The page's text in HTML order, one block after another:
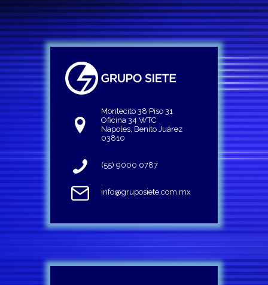
Montecito 38 Piso 31
Oficina 34 WTC
Napoles, Benito Juárez
03810
(55) 9000 0787
info@gruposiete.com.mx